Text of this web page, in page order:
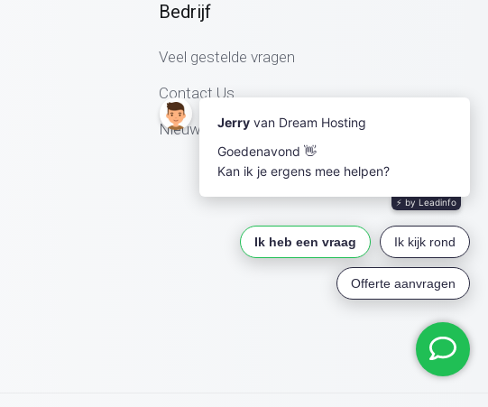
Bedrijf
Veel gestelde vragen
Contact Us
Nieuws